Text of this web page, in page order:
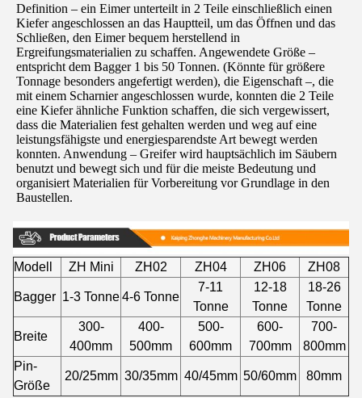
Definition – ein Eimer unterteilt in 2 Teile einschließlich einen
Kiefer angeschlossen an das Hauptteil, um das Öffnen und das
Schließen, den Eimer bequem herstellend in
Ergreifungsmaterialien zu schaffen. Angewendete Größe –
entspricht dem Bagger 1 bis 50 Tonnen. (Könnte für größere
Tonnage besonders angefertigt werden), die Eigenschaft –, die
mit einem Scharnier angeschlossen wurde, konnten die 2 Teile
eine Kiefer ähnliche Funktion schaffen, die sich vergewissert,
dass die Materialien fest gehalten werden und weg auf eine
leistungsfähigste und energiesparendste Art bewegt werden
konnten. Anwendung – Greifer wird hauptsächlich im Säubern
benutzt und bewegt sich und für die meiste Bedeutung und
organisiert Materialien für Vorbereitung vor Grundlage in den
Baustellen.
Modell ZH Mini ZH02 ZH04 ZH06 ZH08
Bagger 1-3 Tonne4-6 Tonne
7-11
Tonne
12-18
Tonne
18-26
Tonne
Breite
300-
400mm
400-
500mm
500-
600mm
600-
700mm
700-
800mm
Pin-
Größe
20/25mm 30/35mm 40/45mm 50/60mm 80mm